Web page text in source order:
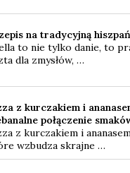
na tradycyjną
to nie tylko danie, to
dla zmysłów, …
z kurczakiem i
połączenie
z kurczakiem i
wzbudza skrajne …